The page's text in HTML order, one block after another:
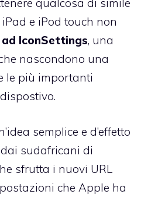
qualcosa di simile
e iPod touch non
IconSettings, una
nascondono una
le più importanti
semplice e d’effetto
sudafricani di
sfrutta i nuovi URL
che Apple ha